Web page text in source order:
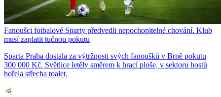
Fanoušci fotbalové Sparty předvedli nepochopitelné chování. Klub
musí zaplatit tučnou pokutu
Sparta Praha dostala za výtržnosti svých fanoušků v Brně pokutu
300 000 Kč. Světlice letěly směrem k hrací ploše, v sektoru hostů
hořela střecha toalet.